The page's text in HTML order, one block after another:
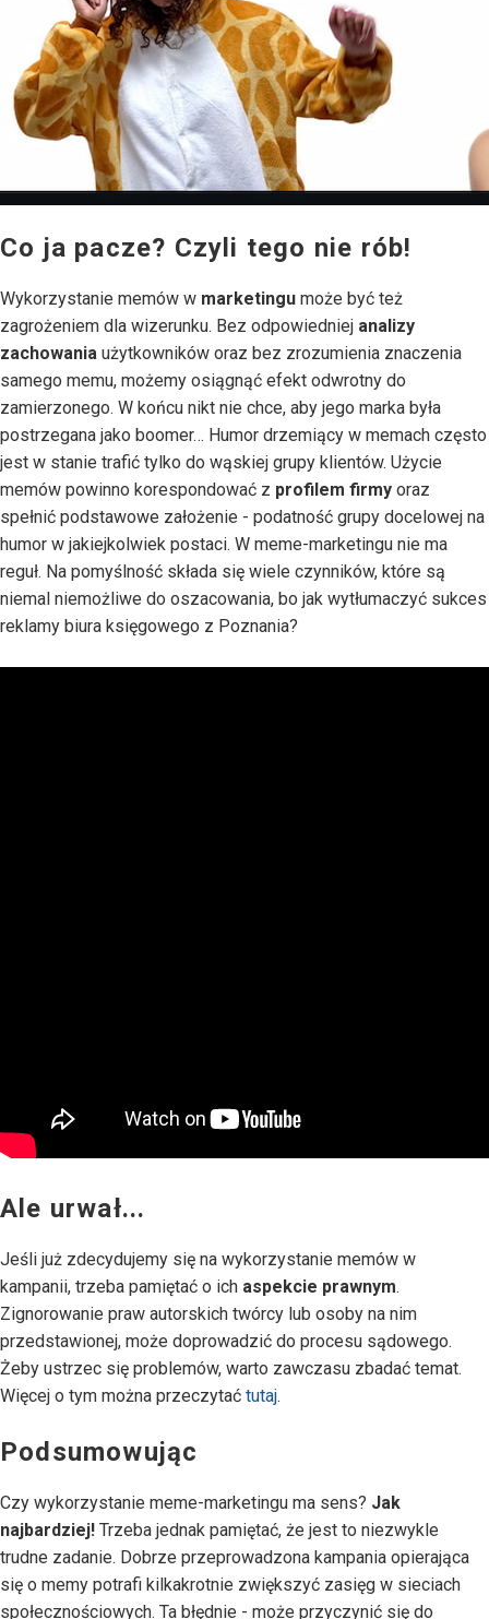
Co ja pacze? Czyli tego nie rób!
Wykorzystanie memów w marketingu może być też
zagrożeniem dla wizerunku. Bez odpowiedniej analizy
zachowania użytkowników oraz bez zrozumienia znaczenia
samego memu, możemy osiągnąć efekt odwrotny do
zamierzonego. W końcu nikt nie chce, aby jego marka była
postrzegana jako boomer… Humor drzemiący w memach często
jest w stanie trafić tylko do wąskiej grupy klientów. Użycie
memów powinno korespondować z profilem firmy oraz
spełnić podstawowe założenie - podatność grupy docelowej na
humor w jakiejkolwiek postaci. W meme-marketingu nie ma
reguł. Na pomyślność składa się wiele czynników, które są
niemal niemożliwe do oszacowania, bo jak wytłumaczyć sukces
reklamy biura księgowego z Poznania?
Ale urwał...
Jeśli już zdecydujemy się na wykorzystanie memów w
kampanii, trzeba pamiętać o ich aspekcie prawnym.
Zignorowanie praw autorskich twórcy lub osoby na nim
przedstawionej, może doprowadzić do procesu sądowego.
Żeby ustrzec się problemów, warto zawczasu zbadać temat.
Więcej o tym można przeczytać tutaj.
Podsumowując
Czy wykorzystanie meme-marketingu ma sens? Jak
najbardziej! Trzeba jednak pamiętać, że jest to niezwykle
trudne zadanie. Dobrze przeprowadzona kampania opierająca
się o memy potrafi kilkakrotnie zwiększyć zasięg w sieciach
społecznościowych. Ta błędnie - może przyczynić się do